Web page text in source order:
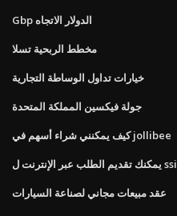
Gbp الدولار الاتجاه
مخطط الربحية تسلا
خيارات تداول الوساطة التجارية
جولة فيكسين المملكة المتحدة
كيف يمكنني شراء أسهم في jollibee
يمكنك تقديم الطلب عبر الإنترنت ل ssi
عقد مبيعات مجاني لصناعة السيارات